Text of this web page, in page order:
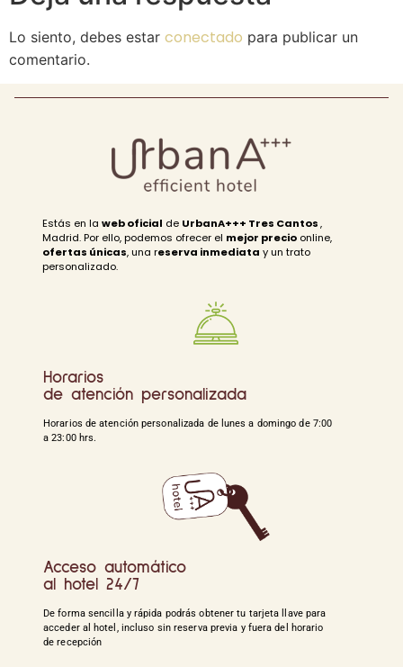
Lo siento, debes estar conectado para publicar un
comentario.
Estás en laweb oficial de UrbanA+++ Tres Cantos,
Madrid. Por ello, podemos ofrecer el mejor precio online,
ofertas únicas, una reserva inmediata y un trato
personalizado.
Horarios
de atención personalizada
Horarios de atención personalizada de lunes a domingo de 7:00
a 23:00 hrs.
Acceso automático
al hotel 24/7
De forma sencilla y rápida podrás obtener tu tarjeta llave para
acceder al hotel, incluso sin reserva previa y fuera del horario
de recepción